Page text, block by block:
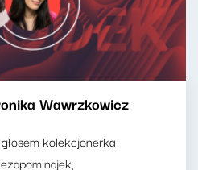
Wawrzkowicz
kolekcjonerka